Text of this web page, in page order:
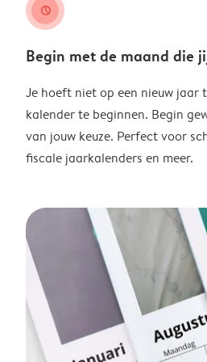
clock
Begin met de maand die
Je hoeft niet op een nieuw jaar
kalender te beginnen. Begin
van jouw keuze. Perfect voor
fiscale jaarkalenders en meer.